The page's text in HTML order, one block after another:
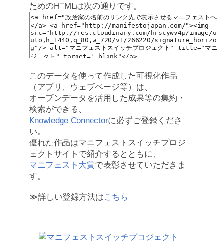
ためのHTMLは次の通りです。
このデータを使って作成した可視化作品
（アプリ、ウェブページ等）は、
オープンデータを活用した成果等の集約・
検索ができる、
Knowledge Connectorに必ずご登録くださ
い。
優れた作品はマニフェストスイッチプロジ
ェクトサイトで紹介するとともに、
マニフェスト大賞で表彰させていただきま
す。
≫詳しい登録方法はこちら